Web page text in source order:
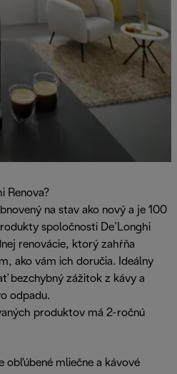
Renova?
na stav ako nový a je 100
spoločnosti De’Longhi
renovácie, ktorý zahŕňa
ako vám ich doručia. Ideálny
bezchybný zážitok z kávy a
odpadu.
produktov má 2-ročnú
obľúbené mliečne a kávové